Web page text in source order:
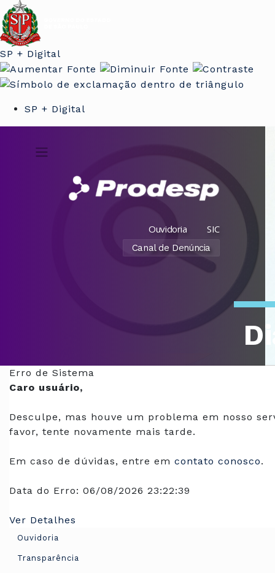
SP + Digital
SP + Digital
Ouvidoria SIC
Canal de Denúncia
Erro de Sistema
Caro usuário,
Desculpe, mas houve um problema em nosso
favor, tente novamente mais tarde.
Em caso de dúvidas, entre em contato conosco.
Data do Erro: 06/08/2026 23:22:39
Ver Detalhes
Ouvidoria
Transparência